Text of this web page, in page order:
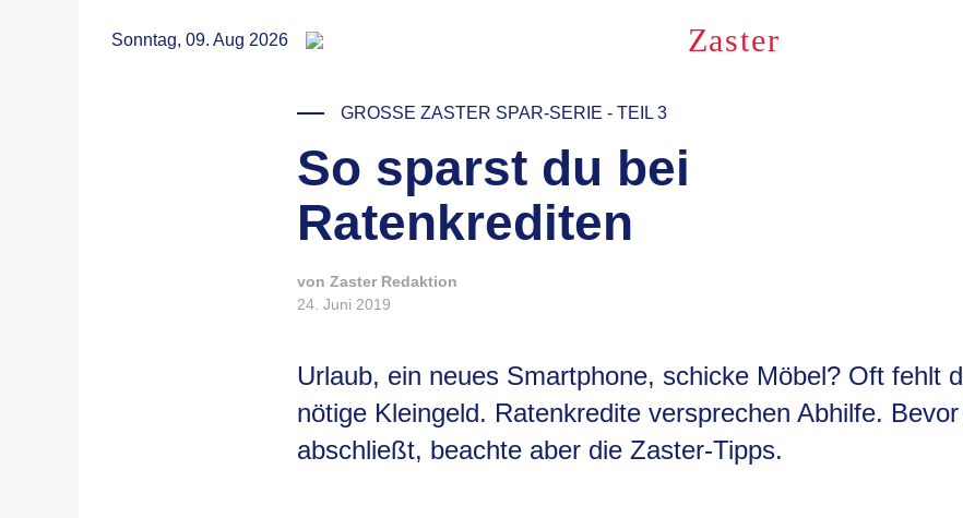
Sonntag, 09. Aug 2026 RSS Zaster
GROSSE ZASTER SPAR-SERIE - TEIL 3
So sparst du bei
Ratenkrediten
von Zaster Redaktion
24. Juni 2019
Urlaub, ein neues Smartphone, schicke Möbel? Oft fehlt
nötige Kleingeld. Ratenkredite versprechen Abhilfe.
abschließt, beachte aber die Zaster-Tipps.